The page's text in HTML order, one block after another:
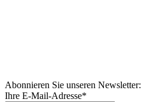
Abonnieren Sie unseren Newsletter:
Ihre E-Mail-Adresse*